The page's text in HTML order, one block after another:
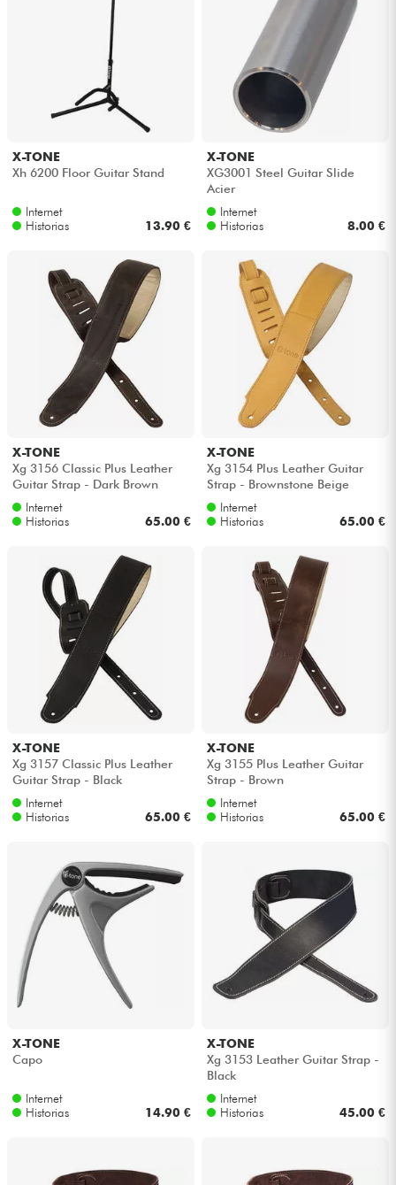
X-TONE
Xh 6200 Floor Guitar Stand
Internet
Historias
13.90 €
X-TONE
XG3001 Steel Guitar Slide
Acier
Internet
Historias
8.00 €
X-TONE
Xg 3156 Classic Plus Leather
Guitar Strap - Dark Brown
Internet
Historias
65.00 €
X-TONE
Xg 3154 Plus Leather Guitar
Strap - Brownstone Beige
Internet
Historias
65.00 €
X-TONE
Xg 3157 Classic Plus Leather
Guitar Strap - Black
Internet
Historias
65.00 €
X-TONE
Xg 3155 Plus Leather Guitar
Strap - Brown
Internet
Historias
65.00 €
X-TONE
Capo
Internet
Historias
14.90 €
X-TONE
Xg 3153 Leather Guitar Strap -
Black
Internet
Historias
45.00 €